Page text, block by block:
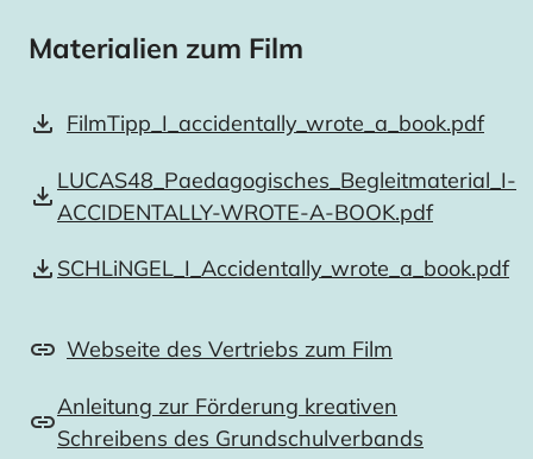
Materialien zum Film
FilmTipp_I_accidentally_wrote_a_book.pdf
LUCAS48_Paedagogisches_Begleitmaterial_I-
ACCIDENTALLY-WROTE-A-BOOK.pdf
SCHLiNGEL_I_Accidentally_wrote_a_book.pdf
Webseite des Vertriebs zum Film
Anleitung zur Förderung kreativen
Schreibens des Grundschulverbands